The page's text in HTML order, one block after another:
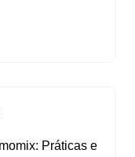
Práticas e